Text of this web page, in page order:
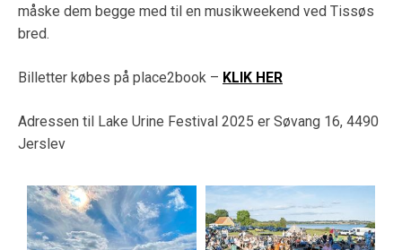
måske dem begge med til en musikweekend ved Tissøs
bred.
Billetter købes på place2book – KLIK HER
Adressen til Lake Urine Festival 2025 er Søvang 16, 4490
Jerslev